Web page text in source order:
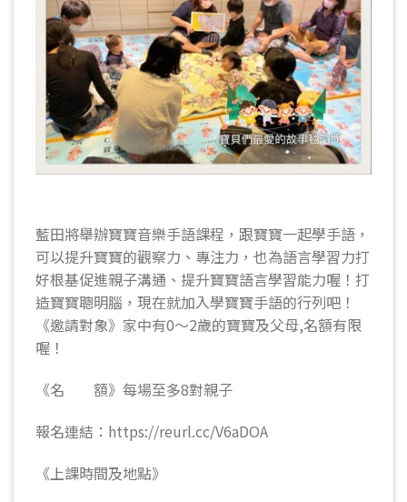
藍田將舉辦寶寶音樂手語課程，跟寶寶一起學手語，
可以提升寶寶的觀察力、專注力，也為語言學習力打
好根基促進親子溝通、提升寶寶語言學習能力喔！打
造寶寶聰明腦，現在就加入學寶寶手語的行列吧！
《邀請對象》家中有0～2歲的寶寶及父母,名額有限
喔！
《名 額》每場至多8對親子
報名連結：https://reurl.cc/V6aDOA
《上課時間及地點》